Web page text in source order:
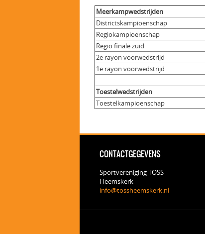
Meerkampwedstrijden
Districtskampioenschap
Regiokampioenschap
Regio finale zuid
2e rayon voorwedstrijd
1e rayon voorwedstrijd
Toestelwedstrijden
Toestelkampioenschap
CONTACTGEGEVENS
Sportvereniging TOSS
Heemskerk
info@tossheemskerk.nl